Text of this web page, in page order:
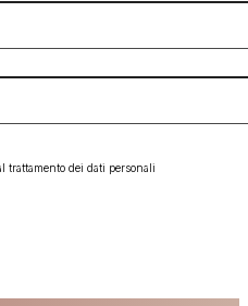
trattamento dei dati personali